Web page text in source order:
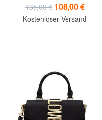
135,00 € 108,00 €
Kostenloser Versand